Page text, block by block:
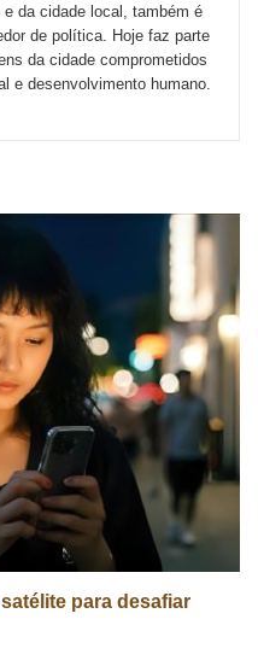
da cidade local, também é
de política. Hoje faz parte
da cidade comprometidos
e desenvolvimento humano.
para desafiar